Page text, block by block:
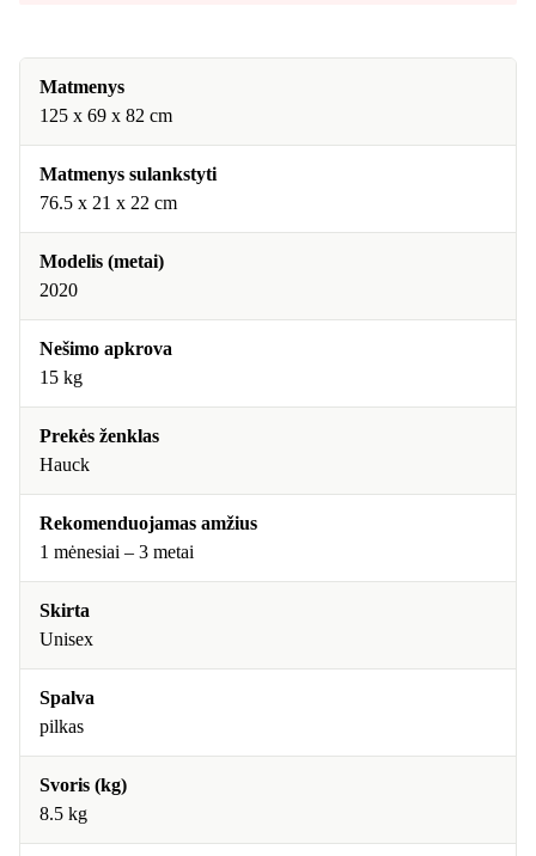
Matmenys
‎125 x 69 x 82 cm
Matmenys sulankstyti
76.5 x 21 x 22 cm
Modelis (metai)
2020
Nešimo apkrova
15 kg
Prekės ženklas
Hauck
Rekomenduojamas amžius
1 mėnesiai – 3 metai
Skirta
Unisex
Spalva
pilkas
Svoris (kg)
8.5 kg